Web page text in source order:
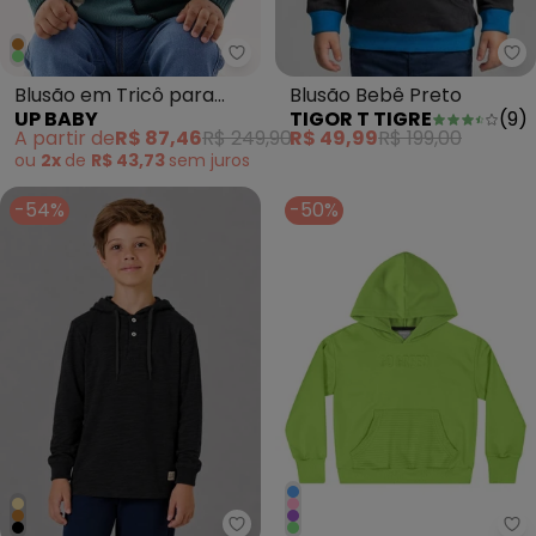
Up Baby - Blusão em Tricô
Blusão em Tricô para
Bebê Menino Verde
UP BABY
A partir deR$ 87,46R$ 249,90
ou 2x de R$ 43,73 sem juros
Blusão Bebê Preto
TIGOR T TIGRE
(9)
R$ 49,99R$ 199,00
-54% -50%